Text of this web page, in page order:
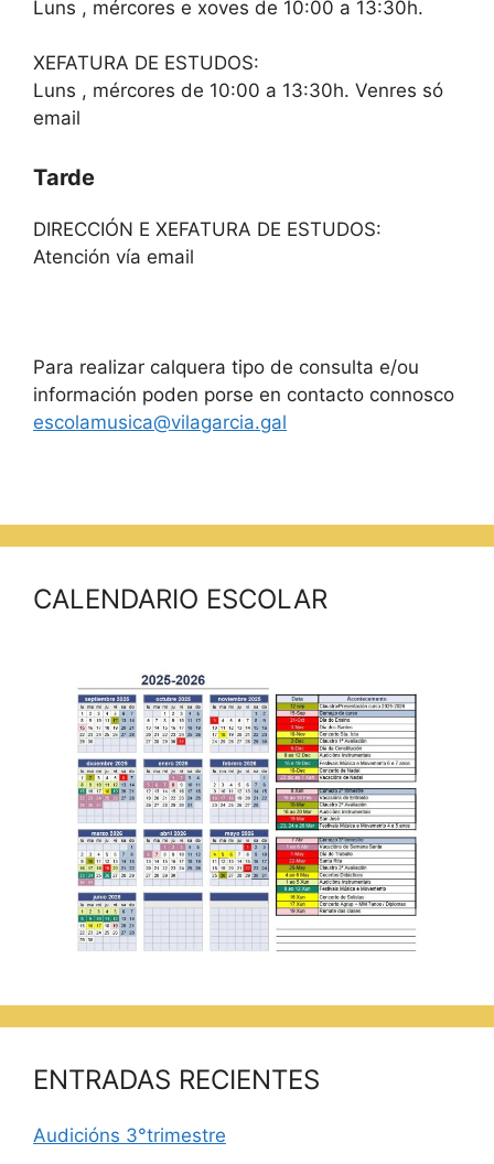
Luns , mércores e xoves de 10:00 a 13:30h.
XEFATURA DE ESTUDOS:
Luns , mércores de 10:00 a 13:30h. Venres só
email
Tarde
DIRECCIÓN E XEFATURA DE ESTUDOS:
Atención vía email
Para realizar calquera tipo de consulta e/ou
información poden porse en contacto connosco
escolamusica@vilagarcia.gal
CALENDARIO ESCOLAR
ENTRADAS RECIENTES
Audicións 3°trimestre